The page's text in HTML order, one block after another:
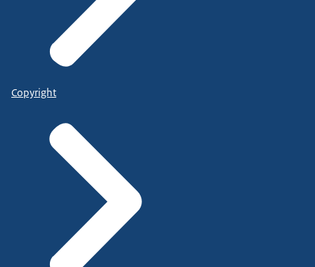
Copyright